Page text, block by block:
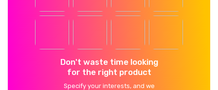
Don't waste time looking
for the right product
Specify your interests, and we